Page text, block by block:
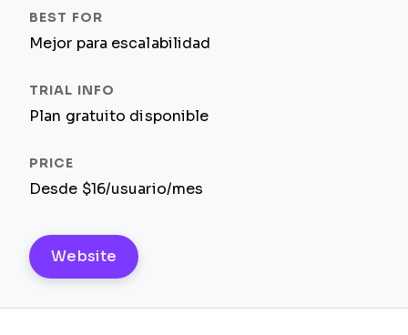
Mejor para escalabilidad
Plan gratuito disponible
Desde $16/usuario/mes
Website